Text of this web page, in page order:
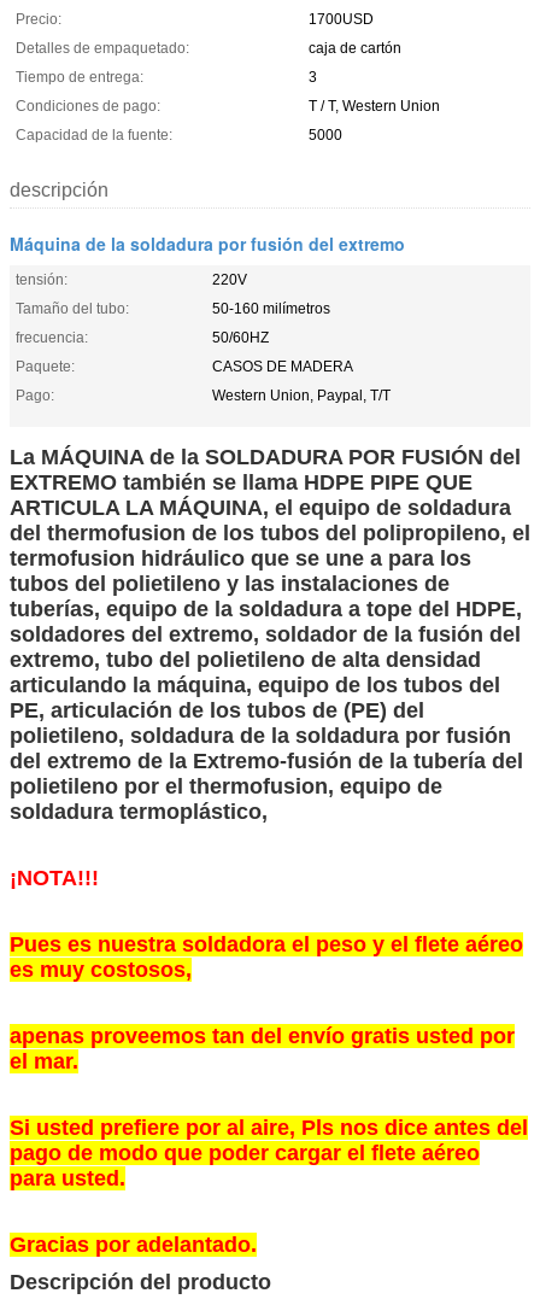
Precio:
1700USD
Detalles de empaquetado:
caja de cartón
Tiempo de entrega:
3
Condiciones de pago:
T / T, Western Union
Capacidad de la fuente:
5000
descripción
Máquina de la soldadura por fusión del extremo
tensión:
220V
Tamaño del tubo:
50-160 milímetros
frecuencia:
50/60HZ
Paquete:
CASOS DE MADERA
Pago:
Western Union, Paypal, T/T
La MÁQUINA de la SOLDADURA POR FUSIÓN del
EXTREMO también se llama HDPE PIPE QUE
ARTICULA LA MÁQUINA, el equipo de soldadura
del thermofusion de los tubos del polipropileno, el
termofusion hidráulico que se une a para los
tubos del polietileno y las instalaciones de
tuberías, equipo de la soldadura a tope del HDPE,
soldadores del extremo, soldador de la fusión del
extremo, tubo del polietileno de alta densidad
articulando la máquina, equipo de los tubos del
PE, articulación de los tubos de (PE) del
polietileno, soldadura de la soldadura por fusión
del extremo de la Extremo-fusión de la tubería del
polietileno por el thermofusion, equipo de
soldadura termoplástico,
¡NOTA!!!
Pues es nuestra soldadora el peso y el flete aéreo
es muy costosos,
apenas proveemos tan del envío gratis usted por
el mar.
Si usted prefiere por al aire, Pls nos dice antes del
pago de modo que poder cargar el flete aéreo
para usted.
Gracias por adelantado.
Descripción del producto